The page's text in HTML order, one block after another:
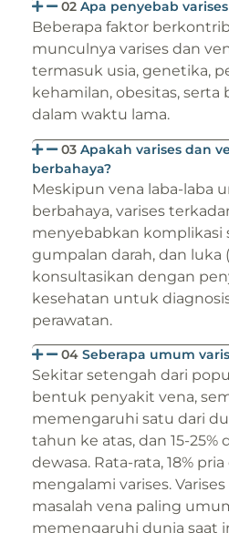
02 Apa penyebab
Beberapa faktor
munculnya varises dan
termasuk usia, genetika,
kehamilan, obesitas,
dalam waktu lama.
03 Apakah varises dan
berbahaya?
Meskipun vena laba-laba
berbahaya, varises
menyebabkan komplikasi
gumpalan darah, dan luka
konsultasikan dengan
kesehatan untuk
perawatan.
04 Seberapa umum
Sekitar setengah dari
bentuk penyakit vena,
memengaruhi satu dari
tahun ke atas, dan 15-25%
dewasa. Rata-rata, 18%
mengalami varises.
masalah vena paling
memengaruhi dunia saat